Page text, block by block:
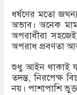
ধর্ষণের মতো
অভাব। অনেক
অপরাধীরা
অপরাধ প্রবণতা
শুধু আইন থাকাই
তদন্ত, নিরপেক্ষ
নয়। পাশাপাশি